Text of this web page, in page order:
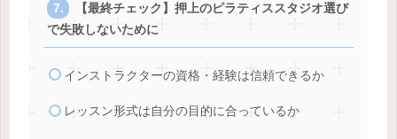
【最終チェック】押上のピラティススタジオ選び
で失敗しないために
インストラクターの資格・経験は信頼できるか
レッスン形式は自分の目的に合っているか